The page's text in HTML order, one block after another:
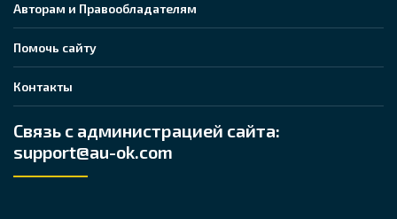
Авторам и Правообладателям
Помочь сайту
Контакты
Связь с администрацией сайта:
support@au-ok.com